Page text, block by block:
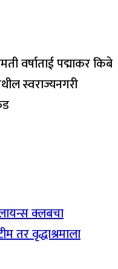
वर्षाताई पद्माकर किबे
स्वराज्यनगरी